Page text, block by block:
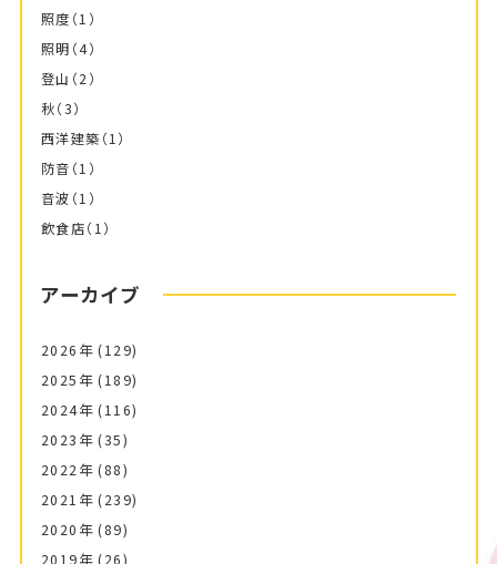
照度 （1）
照明 （4）
登山 （2）
秋（3）
西洋建築 （1）
防音 （1）
音波 （1）
飲食店（1）
アーカイブ
2026年 (129)
2025年 (189)
2024年 (116)
2023年 (35)
2022年 (88)
2021年 (239)
2020年 (89)
2019年 (26)